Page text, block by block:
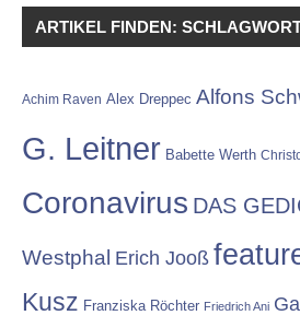
ARTIKEL FINDEN:
Achim Raven Alex Dreppec Alfons
G. Leitner Babette Werth
Coronavirus DAS
Westphal Erich Jooß
Kusz Franziska Röchter Friedrich Ani